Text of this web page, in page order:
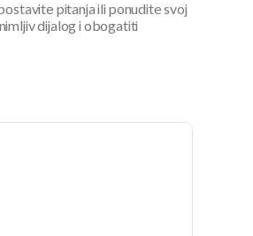
pitanja ili ponudite svoj
dijalog i obogatiti